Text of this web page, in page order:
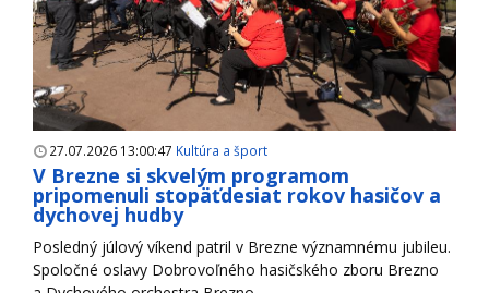
27.07.2026 13:00:47 Kultúra a šport
V Brezne si skvelým programom
pripomenuli stopäťdesiat rokov hasičov a
dychovej hudby
Posledný júlový víkend patril v Brezne významnému jubileu.
Spoločné oslavy Dobrovoľného hasičského zboru Brezno